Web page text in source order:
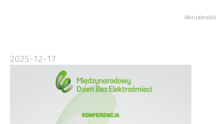
Aktualnośći
2025-12-17